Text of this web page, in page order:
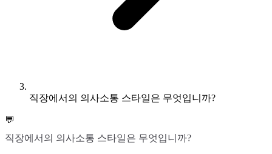
직장에서의 의사소통 스타일은 무엇입니까?
💬
직장에서의 의사소통 스타일은 무엇입니까?